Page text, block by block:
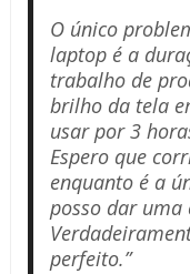
O único
laptop é a
trabalho de
brilho da tela
usar por 3
Espero que
enquanto é a
posso dar uma
perfeito.”